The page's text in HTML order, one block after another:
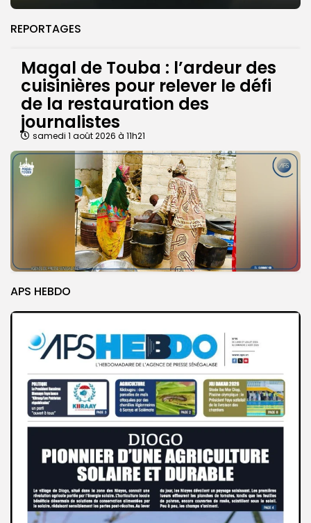
REPORTAGES
Magal de Touba : l’ardeur des
cuisinières pour relever le défi
de la restauration des
journalistes
samedi 1 août 2026 à 11h21
APS HEBDO